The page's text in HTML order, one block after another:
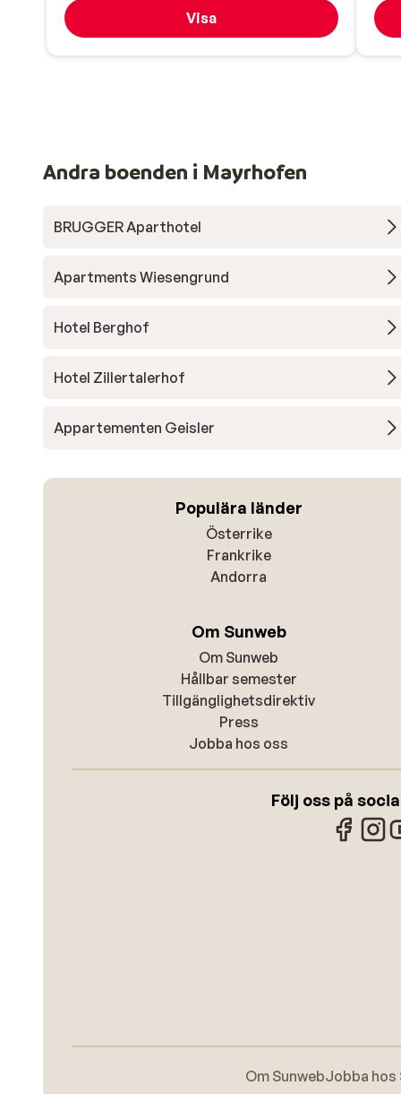
Visa
Andra boenden i Mayrhofen
BRUGGER Aparthotel
Apartments Wiesengrund
Hotel Berghof
Hotel Zillertalerhof
Appartementen Geisler
Populära länder
Österrike
Frankrike
Andorra
Om Sunweb
Om Sunweb
Hållbar semester
Tillgänglighetsdirektiv
Press
Jobba hos oss
Följ oss på
Om SunwebJobba hos